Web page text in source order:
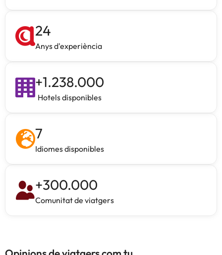
24
Anys d'experiència
+1.238.000
Hotels disponibles
7
Idiomes disponibles
+300.000
Comunitat de viatgers